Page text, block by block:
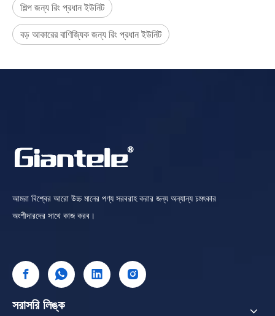
শিল্প জন্য রিং প্রধান ইউনিট
বড় আকারের বাণিজ্যিক জন্য রিং প্রধান ইউনিট
আমরা বিশ্বের আরো উচ্চ মানের পণ্য সরবরাহ করার জন্য অন্যান্য চমৎকার
অংশীদারদের সাথে কাজ করব।
সরাসরি লিঙ্ক